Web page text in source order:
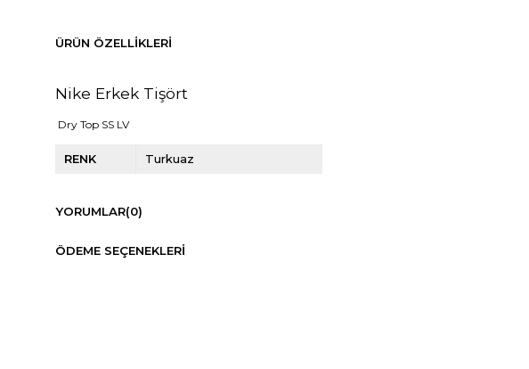
ÜRÜN ÖZELLIKLERI
Nike Erkek Tişört
Dry Top SS LV
RENK Turkuaz
YORUMLAR(0)
ÖDEME SEÇENEKLERI